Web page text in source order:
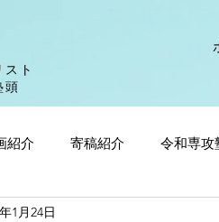
ト
頭
紹介 寄稿紹介 令和専攻
1月24日